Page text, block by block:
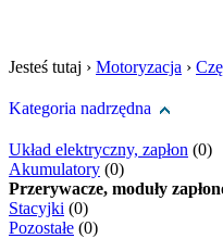
Jesteś tutaj › Motoryzacja ›
Kategoria nadrzędna
Układ elektryczny, zapłon (0)
Akumulatory (0)
Przerywacze, moduły
Stacyjki (0)
Pozostałe (0)